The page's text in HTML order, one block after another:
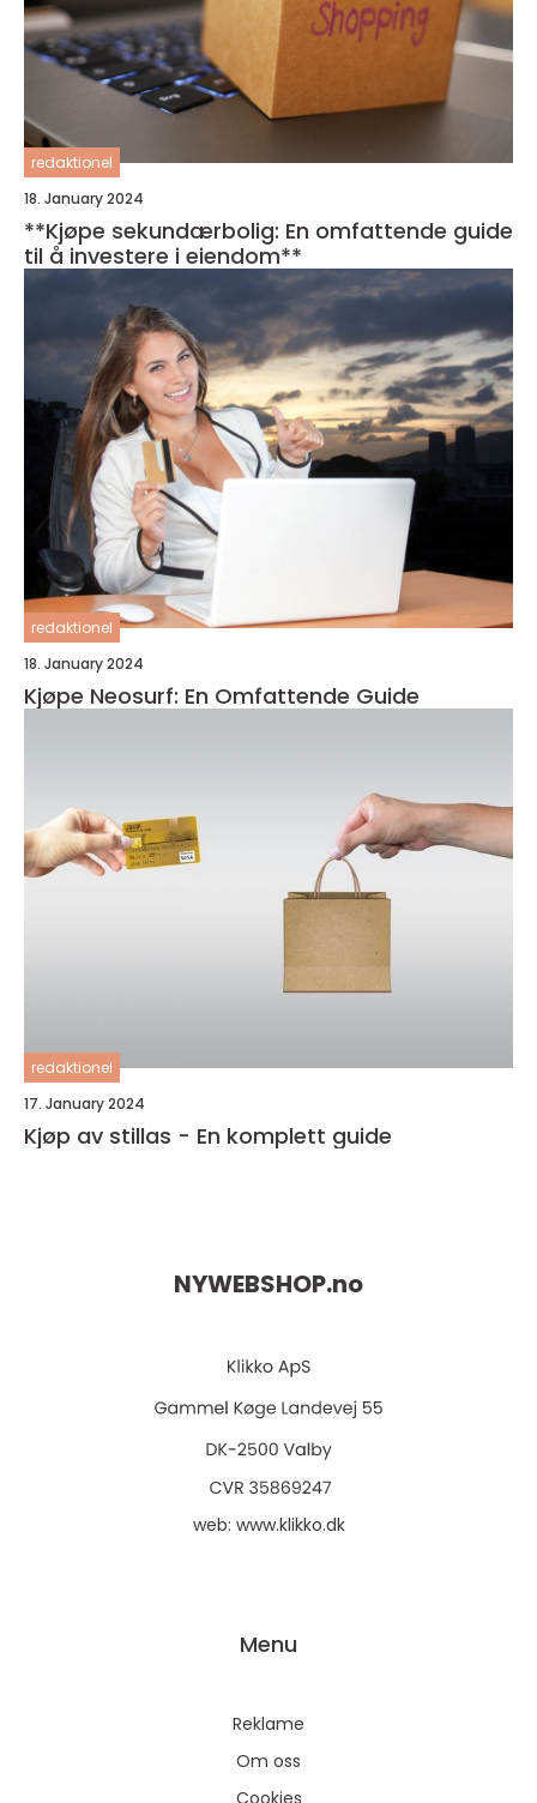
redaktionel
18. January 2024
**Kjøpe sekundærbolig: En omfattende guide
til å investere i eiendom**
redaktionel
18. January 2024
Kjøpe Neosurf: En Omfattende Guide
redaktionel
17. January 2024
Kjøp av stillas - En komplett guide
NYWEBSHOP.no
web: www.klikko.dk
Menu
Reklame
Om oss
Cookies